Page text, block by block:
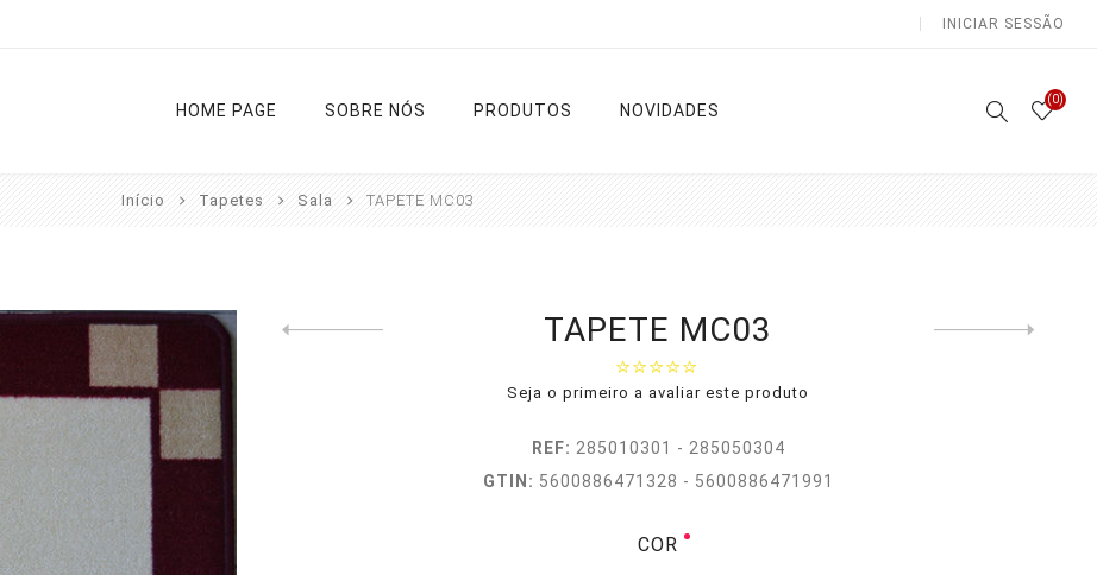
INICIAR SESSÃO
HOME PAGE SOBRE NÓS PRODUTOS
Cortinas
Cozinha
Sala e
Quarto
Varões Estores Tapetes
Casa de
Sala /
Cozinha
Banho
Natal
Capa
NOVIDADES
(0)
Início Tapetes Sala TAPETE MC03
TAPETE MC03
Seja o primeiro a avaliar este produto
REF: 285010301 - 285050304
GTIN: 5600886471328 - 5600886471991
COR